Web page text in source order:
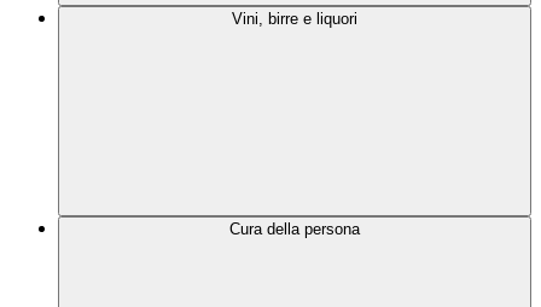
Vini, birre e liquori
Cura della persona